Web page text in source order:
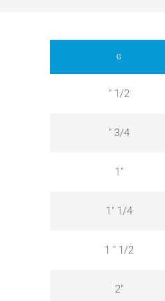
G
" 1/2
" 3/4
1"
1" 1/4
1 " 1/2
2"